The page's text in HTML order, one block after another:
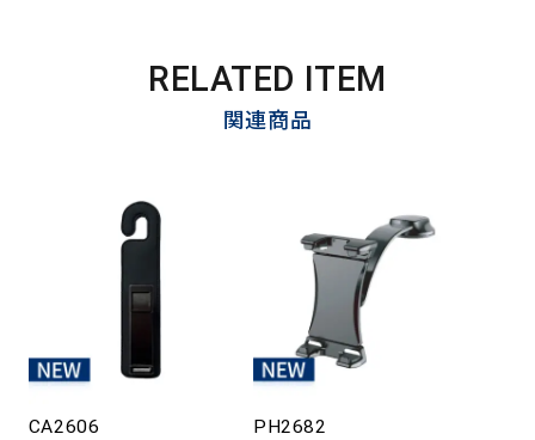
RELATED ITEM
関連商品
CA2606
PH2682